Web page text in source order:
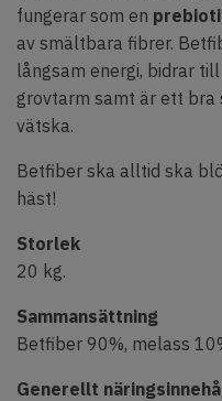
fungerar som en
av smältbara fibrer.
långsam energi, bidrar till
grovtarm samt är ett
vätska.
Betfiber ska alltid ska
häst!
Storlek
20 kg.
Sammansättning
Betfiber 90%, melass
Generellt